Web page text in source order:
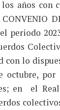
los años
periodo
con lo
octubre,
en el